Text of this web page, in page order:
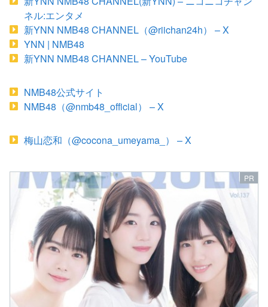
ネル:エンタメ
新YNN NMB48 CHANNEL（@riichan24h） – X
YNN | NMB48
新YNN NMB48 CHANNEL – YouTube
NMB48公式サイト
NMB48（@nmb48_official） – X
梅山恋和（@cocona_umeyama_） – X